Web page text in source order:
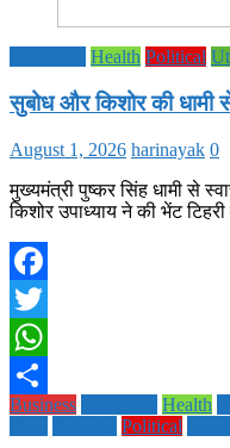
Health Political
सुबोध और किशोर की धामी
August 1, 2026 harinayak 0
मुख्यमंत्री पुष्कर सिंह धामी से
किशोर उपाध्याय ने की भेंट
Facebook
Twitter
WhatsApp
Share
Business Health
Political